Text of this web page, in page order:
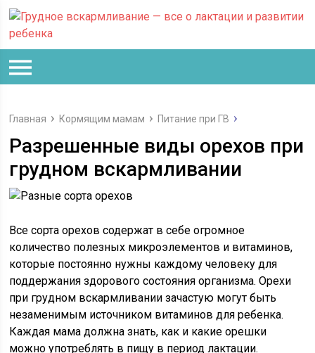
Главная Кормящим мамам Питание при ГВ
Разрешенные виды орехов при
грудном вскармливании
Все сорта орехов содержат в себе огромное
количество полезных микроэлементов и витаминов,
которые постоянно нужны каждому человеку для
поддержания здорового состояния организма. Орехи
при грудном вскармливании зачастую могут быть
незаменимым источником витаминов для ребенка.
Каждая мама должна знать, как и какие орешки
можно употреблять в пищу в период лактации.